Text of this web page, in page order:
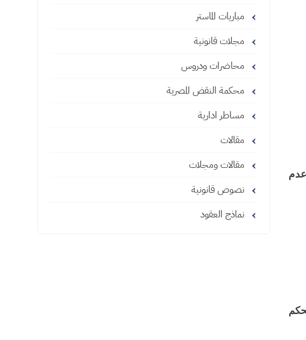
مباريات الماستر
مجلات قانونية
محاضرات ودروس
محكمة النقض المصرية
مساطر ادارية
مقالات
مقالات ومجلات
نصوص قانونية
نماذج العقود